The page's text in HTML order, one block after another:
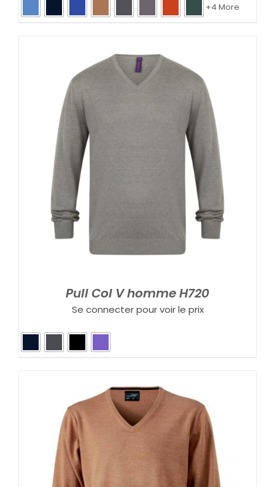
+4 More
Pull Col V homme H720
Se connecter pour voir le prix